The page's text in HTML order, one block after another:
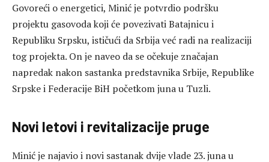
Govoreći o energetici, Minić je potvrdio podršku
projektu gasovoda koji će povezivati Batajnicu i
Republiku Srpsku, ističući da Srbija već radi na realizaciji
tog projekta. On je naveo da se očekuje značajan
napredak nakon sastanka predstavnika Srbije, Republike
Srpske i Federacije BiH početkom juna u Tuzli.
Novi letovi i revitalizacije pruge
Minić je najavio i novi sastanak dvije vlade 23. juna u